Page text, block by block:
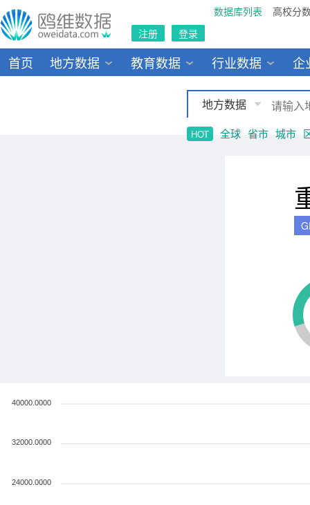
数据库列表
高校分
注册
登录
首页 地方数据 教育数据 行业数据 企
地方数据
HOT 全球 省市 城市
40000.0000
32000.0000
24000.0000